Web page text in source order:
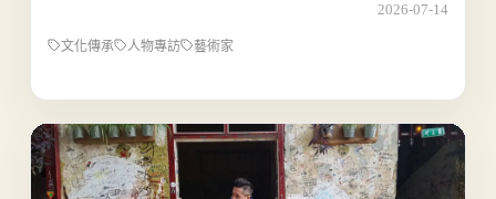
2026-07-14
文化傳承 人物專訪 藝術家